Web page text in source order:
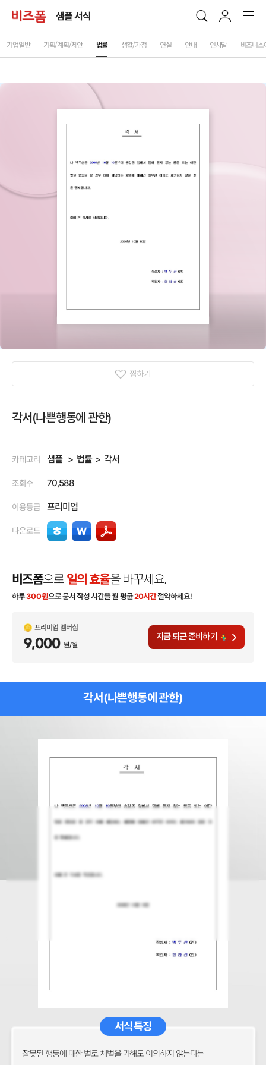
샘플 서식
기업일반 기획/계획/제안 법률 생활/가정 연설 안내 인사말 비즈니스
찜하기
각서(나쁜행동에 관한)
카테고리 샘플 법률 각서
조회수 70,588
이용등급 프리미엄
다운로드
비즈폼으로 일의 효율을 바꾸세요.
하루300원으로 문서 작성 시간을 월 평균20시간절약하세요!
프리미엄 멤버십
9,000 원/월
지금 퇴근 준비하기
각서(나쁜행동에 관한)
서식 특징
잘못된 행동에 대한 벌로 체벌을 가해도 이의하지 않는다는